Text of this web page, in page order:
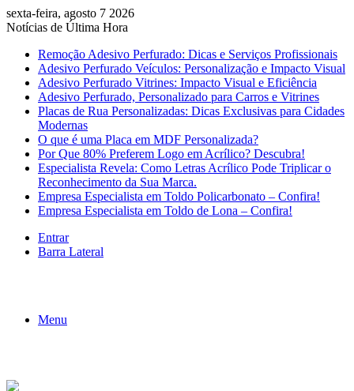
sexta-feira, agosto 7 2026
Notícias de Última Hora
Remoção Adesivo Perfurado: Dicas e Serviços Profissionais
Adesivo Perfurado Veículos: Personalização e Impacto Visual
Adesivo Perfurado Vitrines: Impacto Visual e Eficiência
Adesivo Perfurado, Personalizado para Carros e Vitrines
Placas de Rua Personalizadas: Dicas Exclusivas para Cidades
Modernas
O que é uma Placa em MDF Personalizada?
Por Que 80% Preferem Logo em Acrílico? Descubra!
Especialista Revela: Como Letras Acrílico Pode Triplicar o
Reconhecimento da Sua Marca.
Empresa Especialista em Toldo Policarbonato – Confira!
Empresa Especialista em Toldo de Lona – Confira!
Entrar
Barra Lateral
Menu